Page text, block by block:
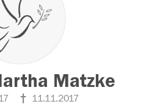
Matzke
11.11.2017